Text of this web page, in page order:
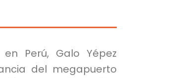
Perú, Galo Yépez
del megapuerto